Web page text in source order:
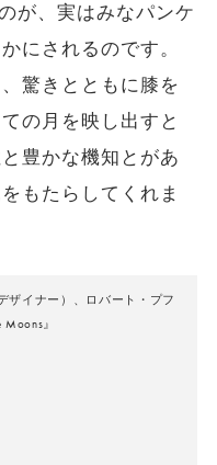
が、実はみなパンケ
にされるのです。
驚きとともに膝を
の月を映し出すと
豊かな機知とがあ
もたらしてくれま
ザイナー）、ロバート・プフ
』